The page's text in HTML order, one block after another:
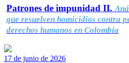
Patrones de impunidad II.
que resuelven homicidios contra
derechos humanos en Colombia
17 de junio de 2026